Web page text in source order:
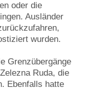
oder die
Ausländer
wurden.
Grenzübergänge
Ruda, die
Ebenfalls hatte